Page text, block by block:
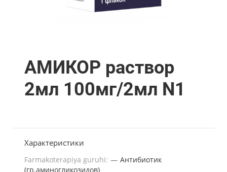
АМИКОР раствор
2мл 100мг/2мл N1
Характеристики
Farmakoterapiya guruhi: — Антибиотик
(гр.аминогликозидов)